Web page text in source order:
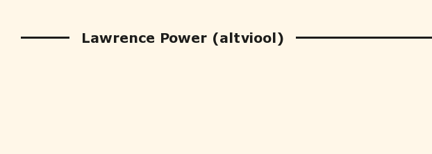
Lawrence Power (altviool)